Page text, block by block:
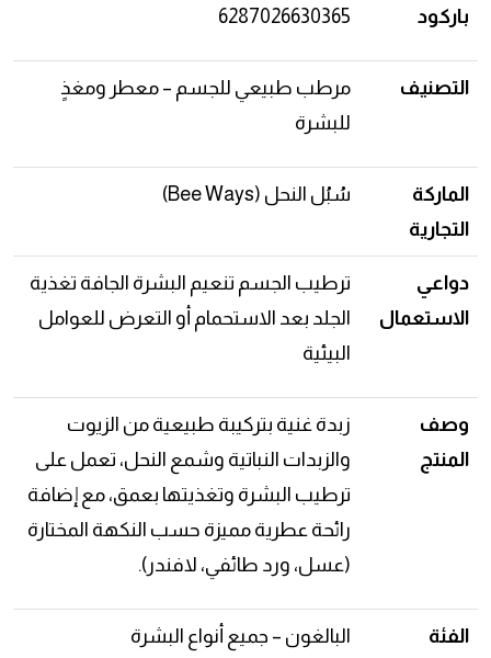
باركود 6287026630365
التصنيف
مرطب طبيعي للجسم – معطر ومغذٍ
للبشرة
الماركة
التجارية
سُبُل النحل (Bee Ways)
دواعي
الاستعمال
ترطيب الجسم تنعيم البشرة الجافة تغذية
الجلد بعد الاستحمام أو التعرض للعوامل
البيئية
وصف
المنتج
زبدة غنية بتركيبة طبيعية من الزيوت
والزبدات النباتية وشمع النحل، تعمل على
ترطيب البشرة وتغذيتها بعمق، مع إضافة
رائحة عطرية مميزة حسب النكهة المختارة
(عسل، ورد طائفي، لافندر).
الفئة
البالغون – جميع أنواع البشرة